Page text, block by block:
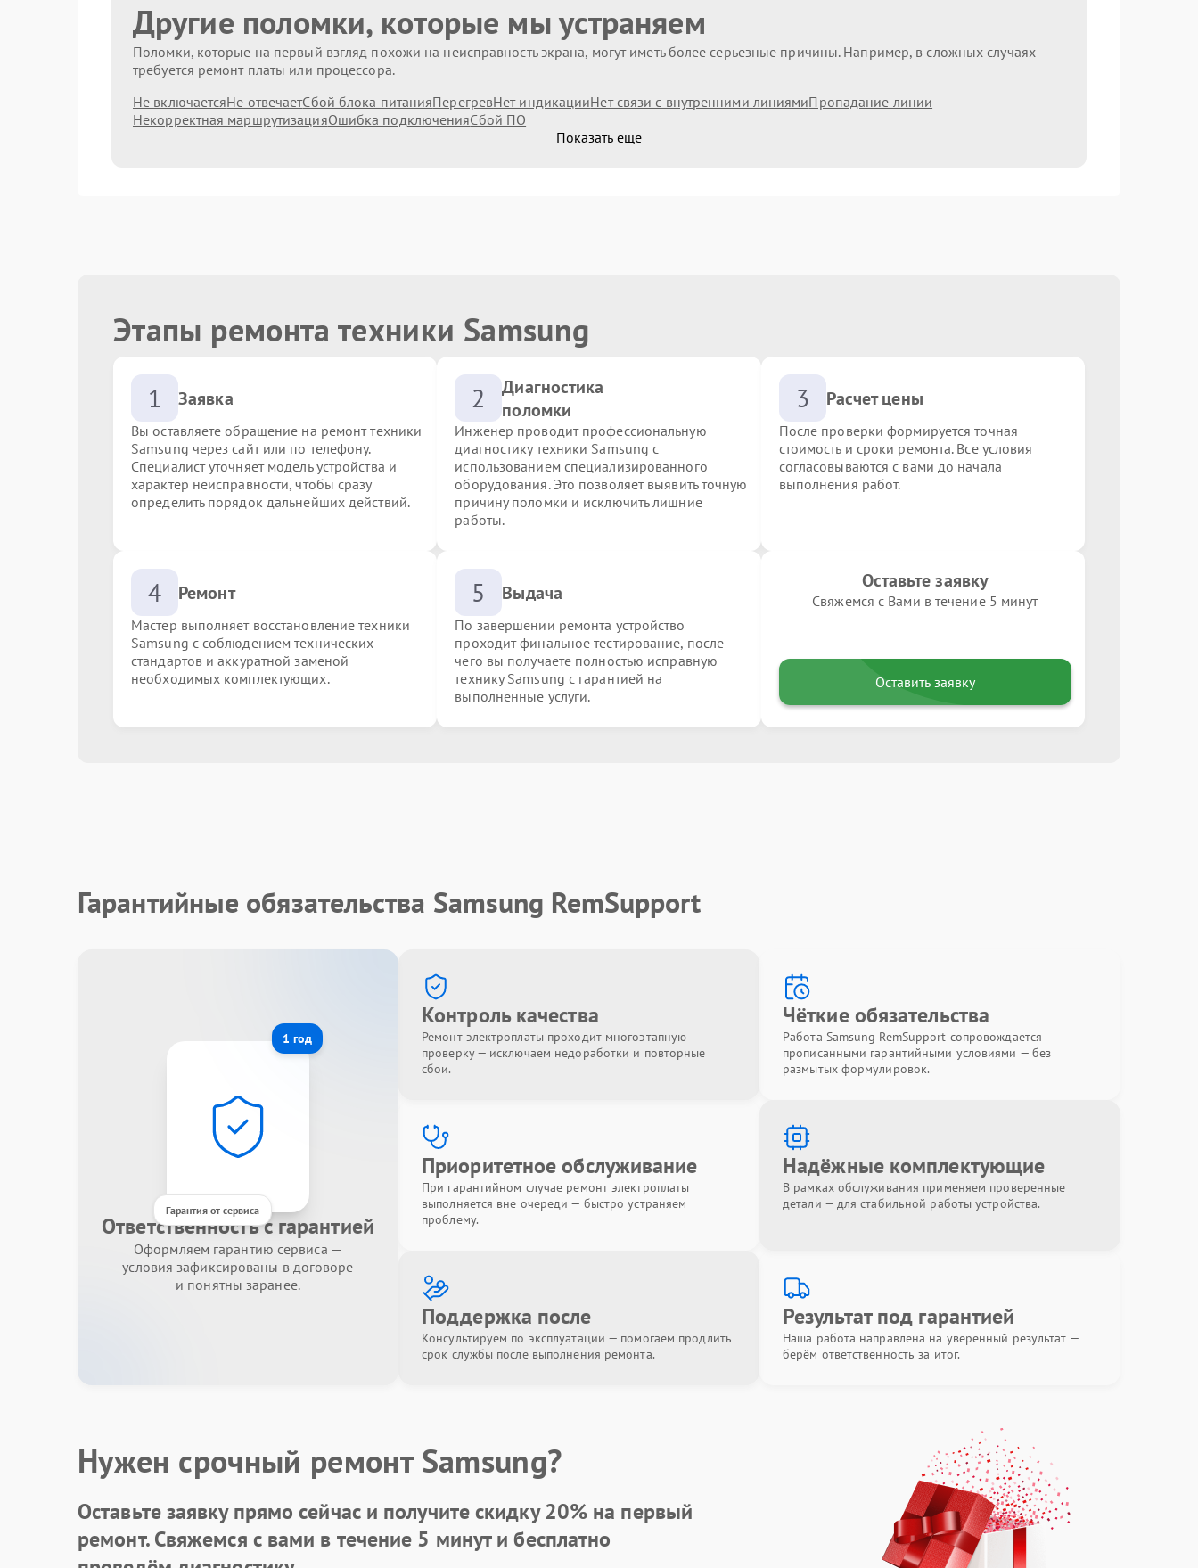
Другие поломки, которые мы устраняем
Поломки, которые на первый взгляд похожи на неисправность экрана, могут иметь более серьезные причины. Например, в сложных случаях
требуется ремонт платы или процессора.
Не включаетсяНе отвечаетСбой блока питанияПерегревНет индикацииНет связи с внутренними линиямиПропадание линии
Некорректная маршрутизацияОшибка подключенияСбой ПО
Показать еще
Этапы ремонта техники Samsung
1 Заявка
Вы оставляете обращение на ремонт техники
Samsung через сайт или по телефону.
Специалист уточняет модель устройства и
характер неисправности, чтобы сразу
определить порядок дальнейших действий.
2
Диагностика
поломки
Инженер проводит профессиональную
диагностику техники Samsung с
использованием специализированного
оборудования. Это позволяет выявить точную
причину поломки и исключить лишние
работы.
3 Расчет цены
После проверки формируется точная
стоимость и сроки ремонта. Все условия
согласовываются с вами до начала
выполнения работ.
4 Ремонт
Мастер выполняет восстановление техники
Samsung с соблюдением технических
стандартов и аккуратной заменой
необходимых комплектующих.
5 Выдача
По завершении ремонта устройство
проходит финальное тестирование, после
чего вы получаете полностью исправную
технику Samsung с гарантией на
выполненные услуги.
Оставьте заявку
Свяжемся с Вами в течение 5 минут
Оставить заявку
Гарантийные обязательства Samsung RemSupport
1 год
Гарантия от сервиса
Ответственность с гарантией
Оформляем гарантию сервиса —
условия зафиксированы в договоре
и понятны заранее.
Контроль качества
Ремонт электроплаты проходит многоэтапную
проверку — исключаем недоработки и повторные
сбои.
Чёткие обязательства
Работа Samsung RemSupport сопровождается
прописанными гарантийными условиями — без
размытых формулировок.
Приоритетное обслуживание
При гарантийном случае ремонт электроплаты
выполняется вне очереди — быстро устраняем
проблему.
Надёжные комплектующие
В рамках обслуживания применяем проверенные
детали — для стабильной работы устройства.
Поддержка после
Консультируем по эксплуатации — помогаем продлить
срок службы после выполнения ремонта.
Результат под гарантией
Наша работа направлена на уверенный результат —
берём ответственность за итог.
Нужен срочный ремонт Samsung?
Оставьте заявкупрямо сейчас и получите скидку20% на первый
ремонт. Свяжемся с вами в течение 5 минут и бесплатно